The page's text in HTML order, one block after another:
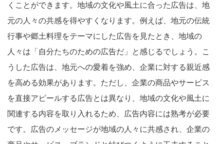
くことができます。地域の文化や風土に合った広告は、地
元の人々の共感を得やすくなります。例えば、地元の伝統
行事や郷土料理をテーマにした広告を見たとき、地域の
人々は「自分たちのための広告だ」と感じるでしょう。こ
うした広告は、地元への愛着を強め、企業に対する親近感
を高める効果があります。ただし、企業の商品やサービス
を直接アピールする広告とは異なり、地域の文化や風土に
関連する内容を取り入れるため、広告内容には熟考が必要
です。広告のメッセージが地域の人々に共感され、企業の